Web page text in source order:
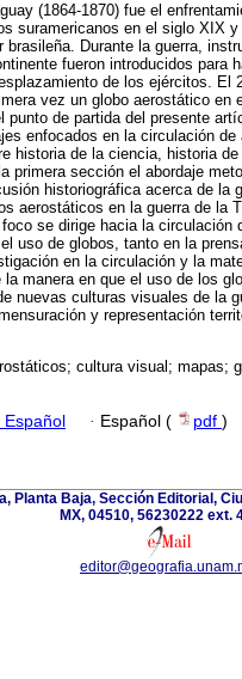
(1864-1870) fue el
suramericanos en el siglo XIX
Durante la guerra,
fueron introducidos para
de los ejércitos. El
vez un globo aerostático en
de partida del presente
enfocados en la circulación de
historia de la ciencia, historia de
primera sección el abordaje
historiográfica acerca de la
aerostáticos en la guerra de la
se dirige hacia la circulación
uso de globos, tanto en la
en la circulación y la
manera en que el uso de los
nuevas culturas visuales de la
y representación
cultura visual; mapas;
Español · Español ( pdf )
Planta Baja, Sección Editorial,
MX, 04510, 56230222 ext.